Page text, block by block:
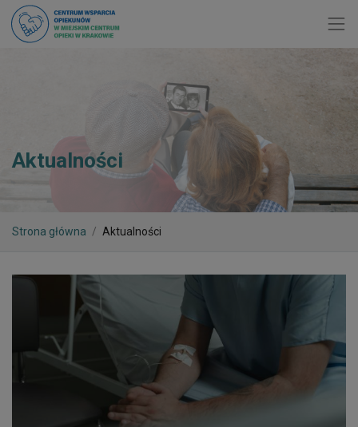
Aktualności
Strona główna Aktualności